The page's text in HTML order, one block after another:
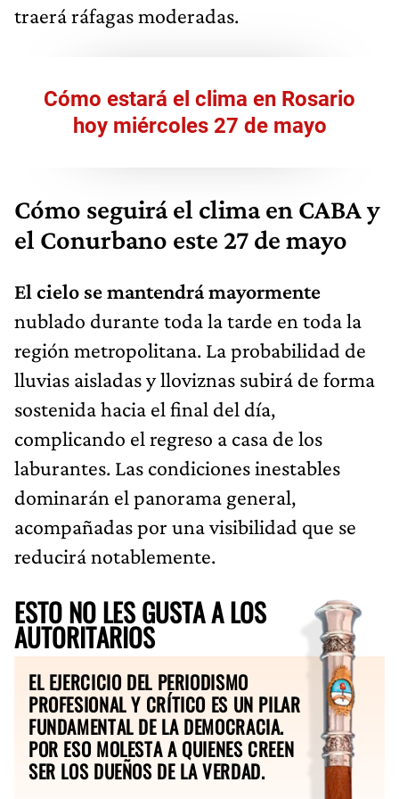
traerá ráfagas moderadas.
Cómo estará el clima en Rosario
hoy miércoles 27 de mayo
Cómo seguirá el clima en CABA y
el Conurbano este 27 de mayo
El cielo se mantendrá mayormente
nublado durante toda la tarde en toda la
región metropolitana. La probabilidad de
lluvias aisladas y lloviznas subirá de forma
sostenida hacia el final del día,
complicando el regreso a casa de los
laburantes. Las condiciones inestables
dominarán el panorama general,
acompañadas por una visibilidad que se
reducirá notablemente.
ESTO NO LES GUSTA A LOS
AUTORITARIOS
EL EJERCICIO DEL PERIODISMO
PROFESIONAL Y CRÍTICO ES UN PILAR
FUNDAMENTAL DE LA DEMOCRACIA.
POR ESO MOLESTA A QUIENES CREEN
SER LOS DUEÑOS DE LA VERDAD.